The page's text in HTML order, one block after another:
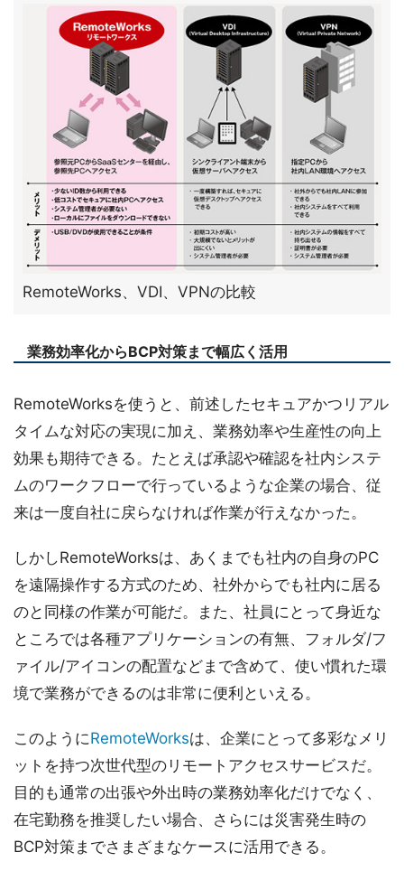
RemoteWorks、VDI、VPNの比較
業務効率化からBCP対策まで幅広く活用
RemoteWorksを使うと、前述したセキュアかつリアル
タイムな対応の実現に加え、業務効率や生産性の向上
効果も期待できる。たとえば承認や確認を社内システ
ムのワークフローで行っているような企業の場合、従
来は一度自社に戻らなければ作業が行えなかった。
しかしRemoteWorksは、あくまでも社内の自身のPC
を遠隔操作する方式のため、社外からでも社内に居る
のと同様の作業が可能だ。また、社員にとって身近な
ところでは各種アプリケーションの有無、フォルダ/フ
ァイル/アイコンの配置などまで含めて、使い慣れた環
境で業務ができるのは非常に便利といえる。
このようにRemoteWorksは、企業にとって多彩なメリ
ットを持つ次世代型のリモートアクセスサービスだ。
目的も通常の出張や外出時の業務効率化だけでなく、
在宅勤務を推奨したい場合、さらには災害発生時の
BCP対策までさまざまなケースに活用できる。